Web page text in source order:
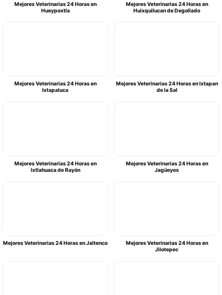
Mejores Veterinarias 24 Horas en
Hueypoxtla
Mejores Veterinarias 24 Horas en
Huixquilucan de Degollado
Mejores Veterinarias 24 Horas en
Ixtapaluca
Mejores Veterinarias 24 Horas en Ixtapan
de la Sal
Mejores Veterinarias 24 Horas en
Ixtlahuaca de Rayón
Mejores Veterinarias 24 Horas en
Jagüeyes
Mejores Veterinarias 24 Horas en Jaltenco
Mejores Veterinarias 24 Horas en
Jilotepec